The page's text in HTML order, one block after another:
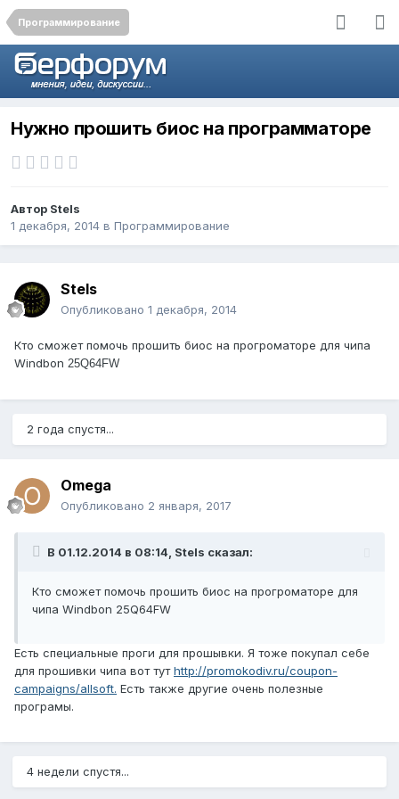
Программирование
Нужно прошить биос на программаторе
Автор Stels
1 декабря, 2014 в Программирование
Stels
Опубликовано 1 декабря, 2014
Кто сможет помочь прошить биос на прогроматоре для чипа
Windbon 25Q64FW
2 года спустя...
Omega
Опубликовано 2 января, 2017
В 01.12.2014 в 08:14, Stels сказал:
Кто сможет помочь прошить биос на прогроматоре для
чипа Windbon 25Q64FW
Есть специальные проги для прошывки. Я тоже покупал себе
для прошивки чипа вот тутhttp://promokodiv.ru/coupon-
campaigns/allsoft. Есть также другие очень полезные
програмы.
4 недели спустя...